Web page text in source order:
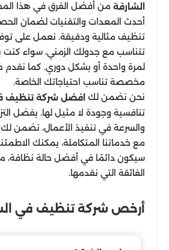
الشارقة من أفضل الفرق في هذا
أحدث المعدات والتقنيات لضمان
تنظيف مثالية ودقيقة. نعمل على
تتناسب مع جدولك الزمني، سواء كنت
لمرة واحدة أو بشكل دوري. كما
مخصصة تناسب احتياجاتك الخاصة.
نحن نضمن لك افضل شركة تنظيف
تنافسية وجودة لا مثيل لها. بفضل
والسرعة في تنفيذ الأعمال، نضمن
مع خدماتنا المتكاملة، يمكنك
سيكون دائمًا في أفضل حالة نظافة،
الفائقة التي نقدمها.
أرخص شركة تنظيف في